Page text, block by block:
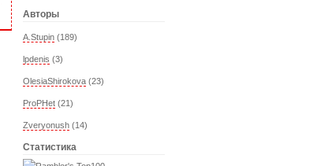
Авторы
A.Stupin (189)
lpdenis (3)
OlesiaShirokova (23)
ProPHet (21)
Zveryonush (14)
Статистика